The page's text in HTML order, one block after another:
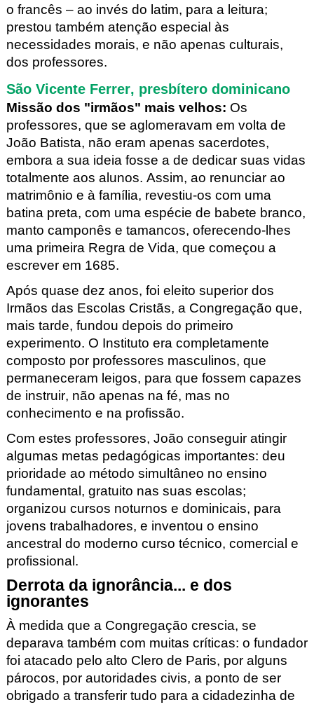
o francês – ao invés do latim, para a leitura;
prestou também atenção especial às
necessidades morais, e não apenas culturais,
dos professores.
São Vicente Ferrer, presbítero dominicano
Missão dos "irmãos" mais velhos: Os
professores, que se aglomeravam em volta de
João Batista, não eram apenas sacerdotes,
embora a sua ideia fosse a de dedicar suas vidas
totalmente aos alunos. Assim, ao renunciar ao
matrimônio e à família, revestiu-os com uma
batina preta, com uma espécie de babete branco,
manto camponês e tamancos, oferecendo-lhes
uma primeira Regra de Vida, que começou a
escrever em 1685.
Após quase dez anos, foi eleito superior dos
Irmãos das Escolas Cristãs, a Congregação que,
mais tarde, fundou depois do primeiro
experimento. O Instituto era completamente
composto por professores masculinos, que
permaneceram leigos, para que fossem capazes
de instruir, não apenas na fé, mas no
conhecimento e na profissão.
Com estes professores, João conseguir atingir
algumas metas pedagógicas importantes: deu
prioridade ao método simultâneo no ensino
fundamental, gratuito nas suas escolas;
organizou cursos noturnos e dominicais, para
jovens trabalhadores, e inventou o ensino
ancestral do moderno curso técnico, comercial e
profissional.
Derrota da ignorância... e dos
ignorantes
À medida que a Congregação crescia, se
deparava também com muitas críticas: o fundador
foi atacado pelo alto Clero de Paris, por alguns
párocos, por autoridades civis, a ponto de ser
obrigado a transferir tudo para a cidadezinha de